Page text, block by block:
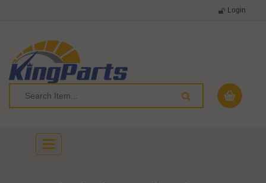
Login
Toggle
navigation